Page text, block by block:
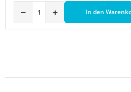
− + In den